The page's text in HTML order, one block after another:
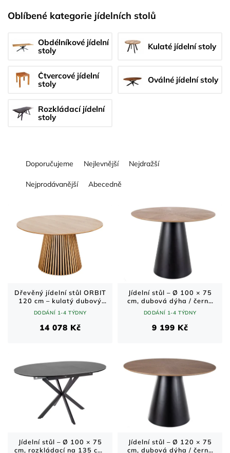
Oblíbené kategorie jídelních stolů
Obdélníkové jídelní
stoly
Kulaté jídelní stoly
Čtvercové jídelní
stoly
Oválné jídelní stoly
Rozkládací jídelní
stoly
Ř
a
p
t
ů
Doporučujeme Nejlevnější Nejdražší
Nejprodávanější Abecedně
Dřevěný jídelní stůl ORBIT
120 cm – kulatý dubový
dekor / přírodní provedení
DODÁNÍ 1-4 TÝDNY
14 078 Kč
Jídelní stůl – Ø 100 × 75
cm, dubová dýha / černá
kuželová podnož
DODÁNÍ 1-4 TÝDNY
9 199 Kč
Jídelní stůl – Ø 100 × 75
cm, rozkládací na 135 cm,
Jídelní stůl – Ø 120 × 75
cm, dubová dýha / černá